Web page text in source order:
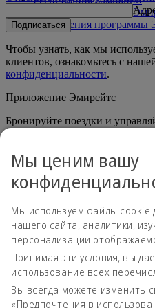
Правила программы
Обновления программы
Подписаться
Чтобы узнать, как мы
клиентов, ознакомьтесь с
конфиденциальности.
Приложение Эмирейтс
Бронируйте поездки и
Google Play Google Play
Huawei App Galleryhuawai
Связаться с нами
Поделитесь своим мнением о
Положение о
Контакты
Политика
Положения и условия
Мы ценим вашу
Мы используем файлы cookie
нашего сайта, аналитики,
персонализации
Принимая эти условия, вы
использование всех
Вы всегда можете изменить
«Предпочтения в